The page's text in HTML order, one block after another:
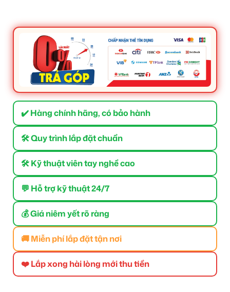
✔️ Hàng chính hãng, có bảo hành
🛠 Quy trình lắp đặt chuẩn
🛠 Kỹ thuật viên tay nghề cao
💬 Hỗ trợ kỹ thuật 24/7
💰 Giá niêm yết rõ ràng
🚚 Miễn phí lắp đặt tận nơi
❤️ Lắp xong hài lòng mới thu tiền